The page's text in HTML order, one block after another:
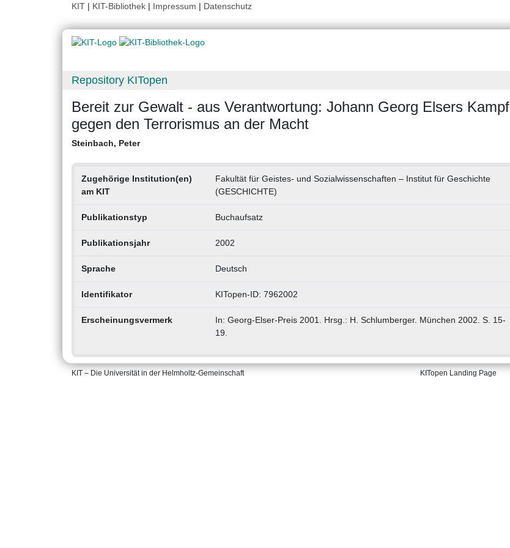
KIT | KIT-Bibliothek | Impressum | Datenschutz
Repository KITopen
Bereit zur Gewalt - aus Verantwortung: Johann Georg Elsers Kampf
gegen den Terrorismus an der Macht
Steinbach, Peter
Zugehörige Institution(en)
am KIT
Fakultät für Geistes- und Sozialwissenschaften – Institut für Geschichte
(GESCHICHTE)
Publikationstyp Buchaufsatz
Publikationsjahr 2002
Sprache Deutsch
Identifikator KITopen-ID: 7962002
Erscheinungsvermerk
In: Georg-Elser-Preis 2001. Hrsg.: H. Schlumberger. München 2002. S. 15-
19.
KIT – Die Universität in der Helmholtz-Gemeinschaft KITopen Landing Page